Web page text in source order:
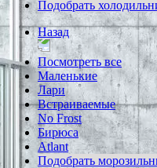
Подобрать
Назад
Посмотреть все
Маленькие
Лари
Встраиваемые
No Frost
Бирюса
Atlant
Подобрать